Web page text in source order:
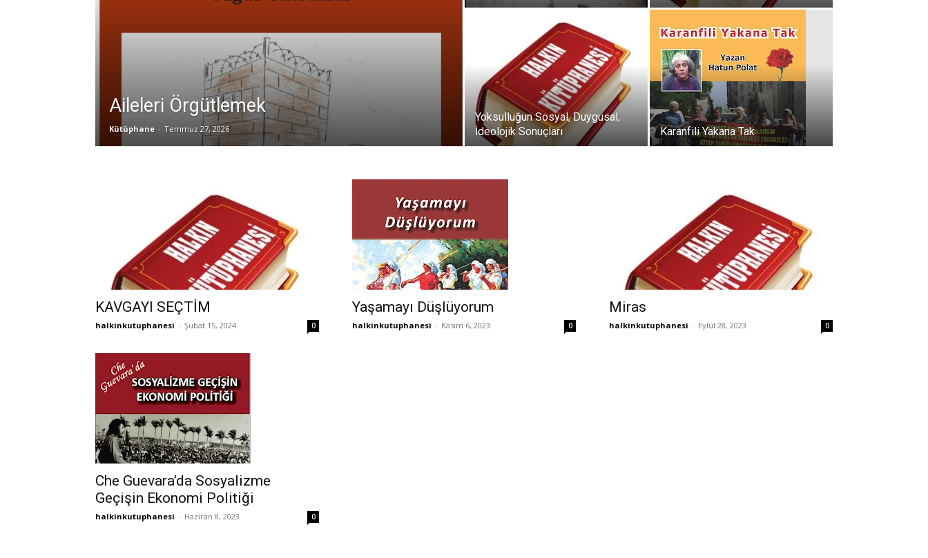
Aileleri Örgütlemek
Kütüphane - Temmuz 27, 2026
Yoksulluğun Sosyal, Duygusal,
İdeolojik Sonuçları
Karanfili Yakana Tak
KAVGAYI SEÇTİM
halkinkutuphanesi - Şubat 15, 2024 0
Yaşamayı Düşlüyorum
halkinkutuphanesi - Kasım 6, 2023 0
Miras
halkinkutuphanesi - Eylül 28, 2023 0
Che Guevara’da Sosyalizme
Geçişin Ekonomi Politiği
halkinkutuphanesi - Haziran 8, 2023 0